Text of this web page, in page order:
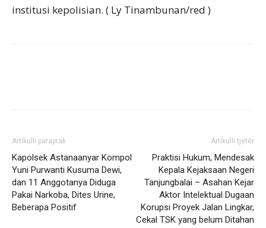
institusi kepolisian. ( Ly Tinambunan/red )
Artikulli paraprak
Kapolsek Astanaanyar Kompol
Yuni Purwanti Kusuma Dewi,
dan 11 Anggotanya Diduga
Pakai Narkoba, Dites Urine,
Beberapa Positif
Artikulli tjetër
Praktisi Hukum, Mendesak
Kepala Kejaksaan Negeri
Tanjungbalai – Asahan Kejar
Aktor Intelektual Dugaan
Korupsi Proyek Jalan Lingkar,
Cekal TSK yang belum Ditahan